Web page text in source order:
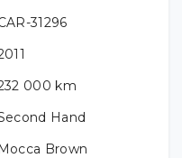
31296
000 km
Hand
Mocca Brown